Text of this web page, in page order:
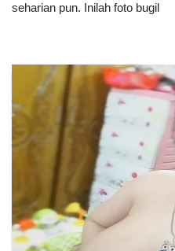
seharian pun. Inilah foto bugil